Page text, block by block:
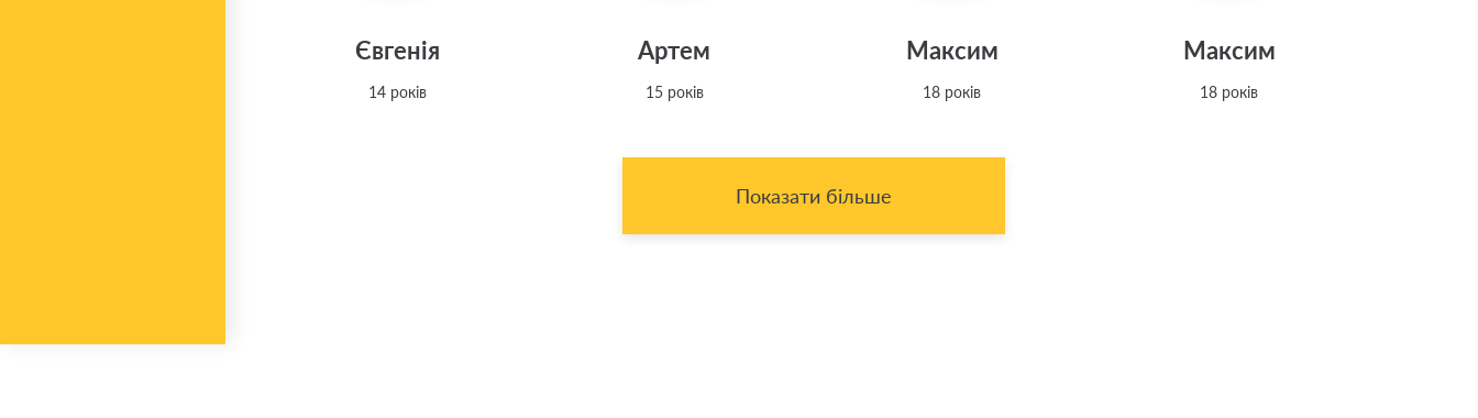
Євгенія
14 років
Артем
15 років
Максим
18 років
Максим
18 років
Показати більше